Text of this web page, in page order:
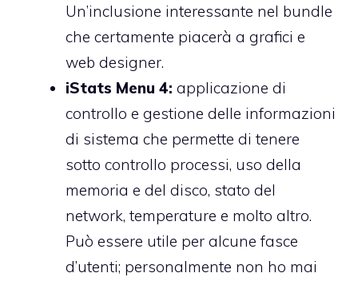
Un’inclusione interessante nel bundle
che certamente piacerà a grafici e
web designer.
iStats Menu 4: applicazione di
controllo e gestione delle informazioni
di sistema che permette di tenere
sotto controllo processi, uso della
memoria e del disco, stato del
network, temperature e molto altro.
Può essere utile per alcune fasce
d’utenti; personalmente non ho mai